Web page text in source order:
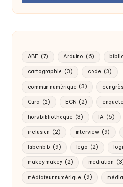
ABF (7) Arduino (6)
cartographie (3) code (3)
commun numérique (3) congrès
Cura (2) ECN (2) enquête
hors bibliothèque (3) IA (6)
inclusion (2) interview (9)
labenbib (9) lego (2)
makey makey (2) mediation
médiateur numérique (9)